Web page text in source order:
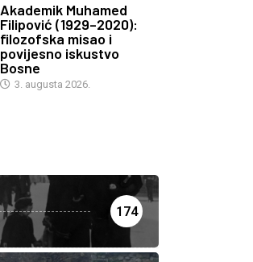
Akademik Muhamed
Filipović (1929–2020):
filozofska misao i
povijesno iskustvo
Bosne
3. augusta 2026.
174